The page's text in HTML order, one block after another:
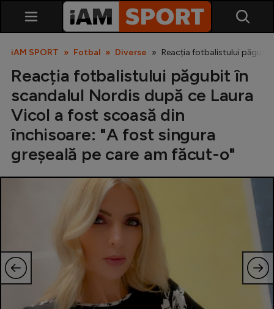
SuperLiga
Liga 2
Cupa României
Echipa Națională
U21
Fotbal feminin
iAM SPORT Fotbal Diverse Reacția fotbalistului
Reacția fotbalistului păgubit în
scandalul Nordis după ce Laura
Vicol a fost scoasă din
închisoare: "A fost singura
greșeală pe care am făcut-o"